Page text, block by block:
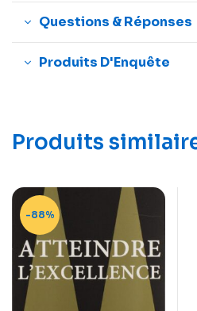
Questions & Réponses
Produits D'Enquête
Produits
-88%